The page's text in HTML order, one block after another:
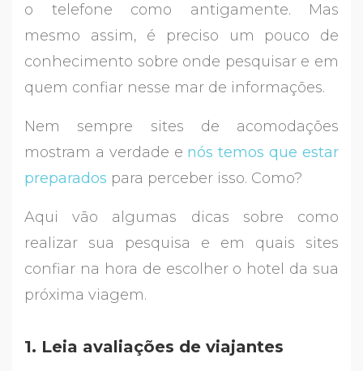
o telefone como antigamente. Mas
mesmo assim, é preciso um pouco de
conhecimento sobre onde pesquisar e em
quem confiar nesse mar de informações.
Nem sempre sites de acomodações
mostram a verdade e nós temos que estar
preparados para perceber isso. Como?
Aqui vão algumas dicas sobre como
realizar sua pesquisa e em quais sites
confiar na hora de escolher o hotel da sua
próxima viagem.
1. Leia avaliações de viajantes